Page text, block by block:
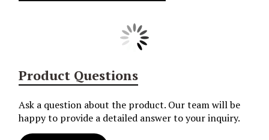
Product Questions
Ask a question about the product. Our team will be
happy to provide a detailed answer to your inquiry.